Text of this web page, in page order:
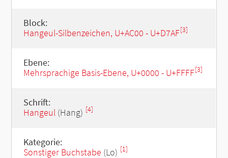
Block:
Hangeul-Silbenzeichen, U+AC00 - U+D7AF[3]
Ebene:
Mehrsprachige Basis-Ebene, U+0000 - U+FFFF[3]
Schrift:
Hangeul(Hang) [4]
Kategorie:
Sonstiger Buchstabe (Lo) [1]